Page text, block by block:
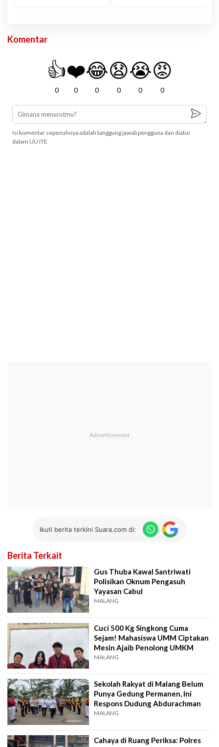
Komentar
👍
0
❤️
0
😂
0
😧
0
😭
0
😡
0
Isi komentar sepenuhnya adalah tanggung jawab pengguna dan diatur
dalam UU ITE
Ikuti berita terkini Suara.com di:
Berita Terkait
Gus Thuba Kawal Santriwati
Polisikan Oknum Pengasuh
Yayasan Cabul
MALANG
Cuci 500 Kg Singkong Cuma
Sejam! Mahasiswa UMM Ciptakan
Mesin Ajaib Penolong UMKM
MALANG
Sekolah Rakyat di Malang Belum
Punya Gedung Permanen, Ini
Respons Dudung Abdurachman
MALANG
Cahaya di Ruang Periksa: Polres